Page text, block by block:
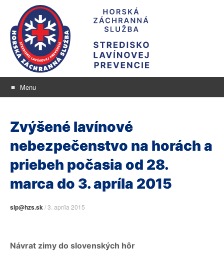
prevencie
Menu
content
Zvýšené lavínové
nebezpečenstvo na horách a
priebeh počasia od 28.
marca do 3. apríla 2015
slp@hzs.sk/3. apríla 2015
Návrat zimy do slovenských hôr